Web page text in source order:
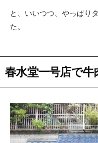
と、いいつつ、やっぱり
た。
春水堂一号店で